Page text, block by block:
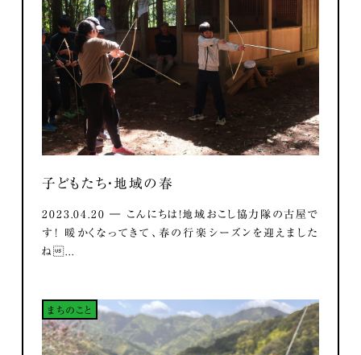
子どもたち・地域の春
2023.04.20 ― こんにちは！地域おこし協力隊の古屋で
す！ 暖かくなってきて、春の行楽シーズンを迎えました
ね...
まちのこと